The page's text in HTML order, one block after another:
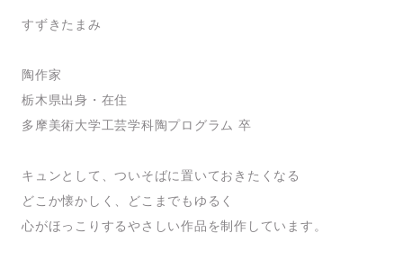
すずきたまみ
陶作家
栃木県出身・在住
多摩美術大学工芸学科陶プログラム 卒
キュンとして、ついそばに置いておきたくなる
どこか懐かしく、どこまでもゆるく
心がほっこりするやさしい作品を制作しています。